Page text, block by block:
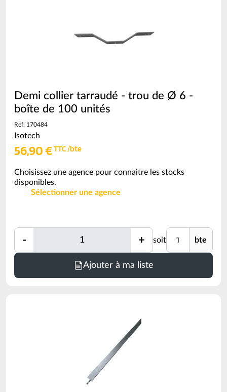
conditionnement)
Demi collier tarraudé - trou de Ø 6 -
boîte de 100 unités
Ref: 170484
Isotech
56,90 €TTC /bte
Choisissez une agence pour connaitre les stocks
disponibles.
Sélectionner une agence
- Quantité + soit Unité bte
Ajouter à ma liste